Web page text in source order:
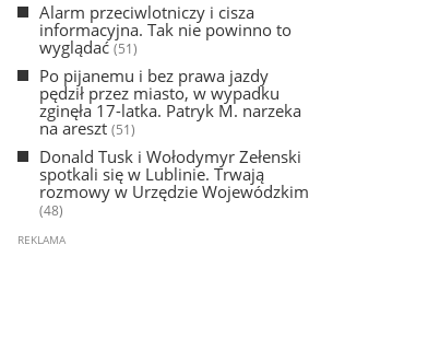
Alarm przeciwlotniczy i cisza
informacyjna. Tak nie powinno to
wyglądać(51)
Po pijanemu i bez prawa jazdy
pędził przez miasto, w wypadku
zginęła 17-latka. Patryk M. narzeka
na areszt (51)
Donald Tusk i Wołodymyr Zełenski
spotkali się w Lublinie. Trwają
rozmowy w Urzędzie Wojewódzkim
(48)